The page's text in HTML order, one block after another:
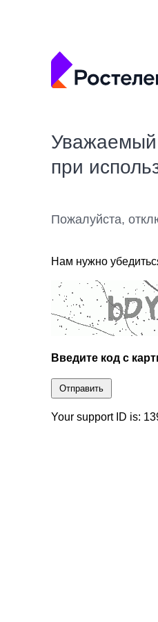
Уважаемый
при
Пожалуйста,
Нам нужно
Введите код с
Отправить
Your support ID is: